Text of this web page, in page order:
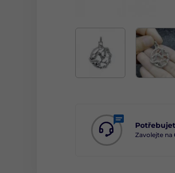
Zavolejte na